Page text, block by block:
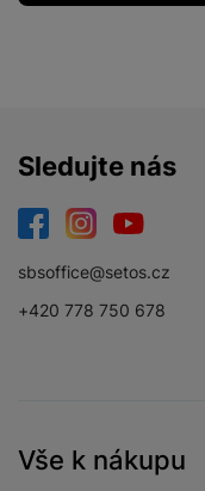
Sledujte nás
sbsoffice@setos.cz
+420 778 750 678
Vše k nákupu